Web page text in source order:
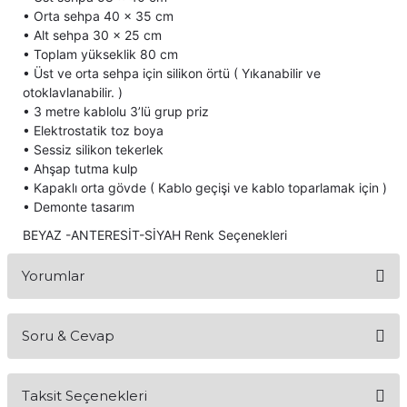
Restoratif El Aletleri
• Orta sehpa 40 x 35 cm
• Alt sehpa 30 x 25 cm
• Toplam yükseklik 80 cm
• Üst ve orta sehpa için silikon örtü ( Yıkanabilir ve
otoklavlanabilir. )
• 3 metre kablolu 3’lü grup priz
• Elektrostatik toz boya
• Sessiz silikon tekerlek
• Ahşap tutma kulp
• Kapaklı orta gövde ( Kablo geçişi ve kablo toparlamak için )
• Demonte tasarım
BEYAZ -ANTERESİT-SİYAH Renk Seçenekleri
Yorumlar
Soru & Cevap
Taksit Seçenekleri